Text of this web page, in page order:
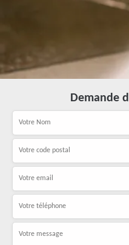
Demande